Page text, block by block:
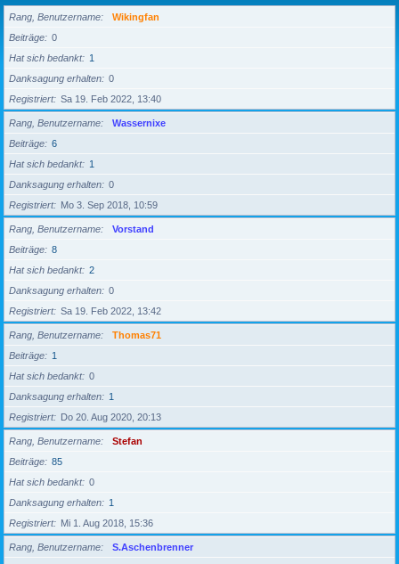
Rang, Benutzername
Wikingfan
Beiträge
0
Hat sich bedankt
1
Danksagung erhalten
0
Registriert
Sa 19. Feb 2022, 13:40
Rang, Benutzername
Wassernixe
Beiträge
6
Hat sich bedankt
1
Danksagung erhalten
0
Registriert
Mo 3. Sep 2018, 10:59
Rang, Benutzername
Vorstand
Beiträge
8
Hat sich bedankt
2
Danksagung erhalten
0
Registriert
Sa 19. Feb 2022, 13:42
Rang, Benutzername
Thomas71
Beiträge
1
Hat sich bedankt
0
Danksagung erhalten
1
Registriert
Do 20. Aug 2020, 20:13
Rang, Benutzername
Stefan
Beiträge
85
Hat sich bedankt
0
Danksagung erhalten
1
Registriert
Mi 1. Aug 2018, 15:36
Rang, Benutzername
S.Aschenbrenner